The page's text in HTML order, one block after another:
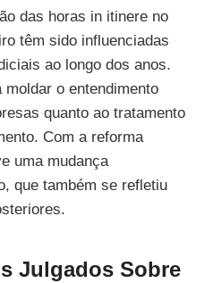
das horas in itinere no
têm sido influenciadas
ao longo dos anos.
o entendimento
quanto ao tratamento
Com a reforma
uma mudança
que também se refletiu
Julgados Sobre